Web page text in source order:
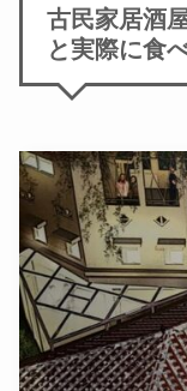
古民家居酒
と実際に食